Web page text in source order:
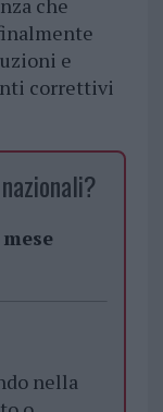
che
e
correttivi
nella